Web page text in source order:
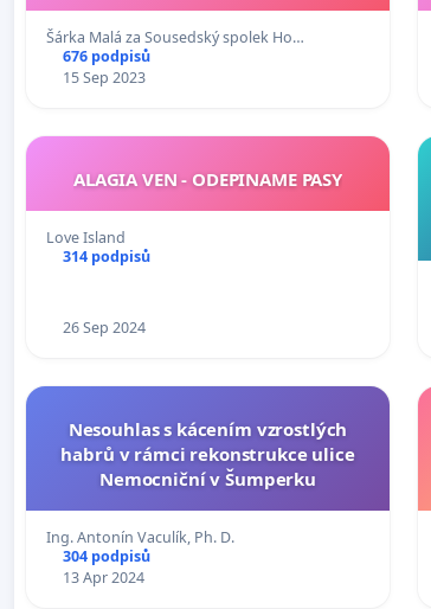
Šárka Malá za Sousedský spolek Ho…
676 podpisů
15 Sep 2023
ALAGIA VEN - ODEPINAME PASY
Love Island
314 podpisů
26 Sep 2024
Nesouhlas s kácením vzrostlých
habrů v rámci rekonstrukce ulice
Nemocniční v Šumperku
Ing. Antonín Vaculík, Ph. D.
304 podpisů
13 Apr 2024